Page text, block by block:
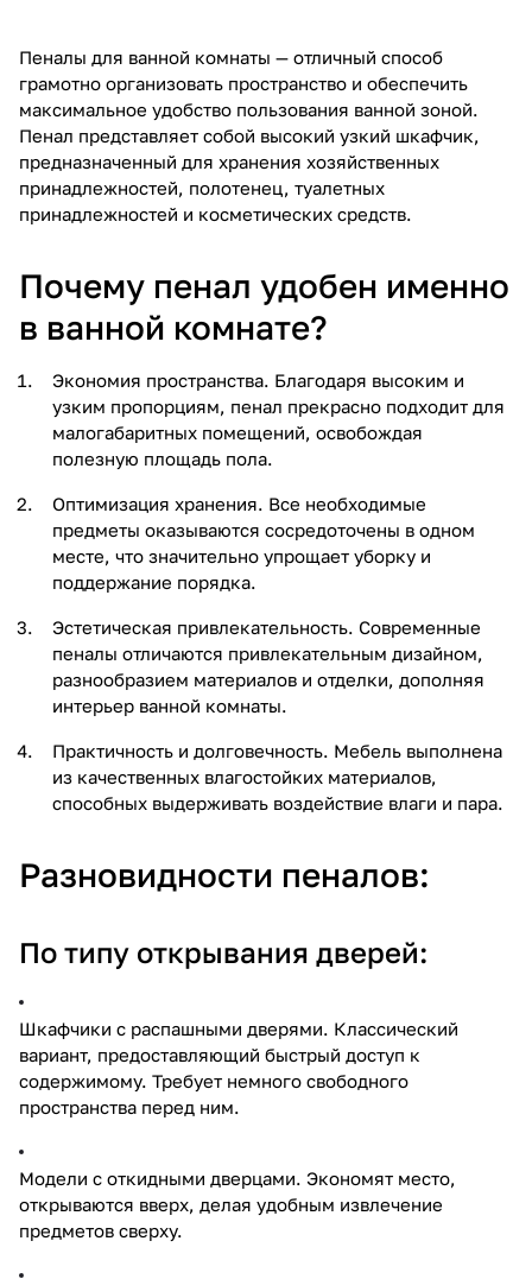
Пеналы для ванной комнаты — отличный способ
грамотно организовать пространство и обеспечить
максимальное удобство пользования ванной зоной.
Пенал представляет собой высокий узкий шкафчик,
предназначенный для хранения хозяйственных
принадлежностей, полотенец, туалетных
принадлежностей и косметических средств.
Почему пенал удобен именно
в ванной комнате?
Экономия пространства. Благодаря высоким и
узким пропорциям, пенал прекрасно подходит для
малогабаритных помещений, освобождая
полезную площадь пола.
Оптимизация хранения. Все необходимые
предметы оказываются сосредоточены в одном
месте, что значительно упрощает уборку и
поддержание порядка.
Эстетическая привлекательность. Современные
пеналы отличаются привлекательным дизайном,
разнообразием материалов и отделки, дополняя
интерьер ванной комнаты.
Практичность и долговечность. Мебель выполнена
из качественных влагостойких материалов,
способных выдерживать воздействие влаги и пара.
Разновидности пеналов:
По типу открывания дверей:
Шкафчики с распашными дверями. Классический
вариант, предоставляющий быстрый доступ к
содержимому. Требует немного свободного
пространства перед ним.
Модели с откидными дверцами. Экономят место,
открываются вверх, делая удобным извлечение
предметов сверху.